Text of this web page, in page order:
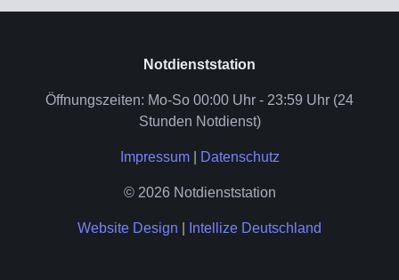
Notdienststation
Öffnungszeiten: Mo-So 00:00 Uhr - 23:59 Uhr (24
Stunden Notdienst)
Impressum| Datenschutz
© 2026 Notdienststation
Website Design Intellize Deutschland